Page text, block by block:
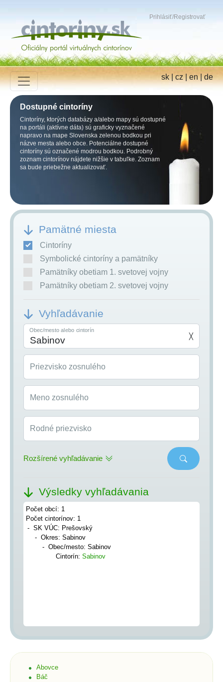
Prihlásiť/Registrovať
sk|cz|en|de
Dostupné cintoríny
Cintoríny, ktorých databázy a/alebo mapy sú dostupné
na portáli (aktívne dáta) sú graficky vyznačené
napravo na mape Slovenska zelenou bodkou pri
názve mesta alebo obce. Potenciálne dostupné
cintoríny sú označené modrou bodkou. Podrobný
zoznam cintorínov nájdete nižšie v tabuľke. Zoznam
sa bude priebežne aktualizovať.
Pamätné miesta
Cintoríny
Symbolické cintoríny a pamätníky
Pamätníky obetiam 1. svetovej vojny
Pamätníky obetiam 2. svetovej vojny
Vyhľadávanie
Obec/mesto alebo cintorín
╳
Priezvisko zosnulého
Meno zosnulého
Rodné priezvisko
Rozšírené vyhľadávanie
Výsledky vyhľadávania
Počet obcí: 1
Počet cintorínov: 1
SK VÚC: Prešovský
Okres: Sabinov
Obec/mesto: Sabinov
Cintorín: Sabinov
Abovce
Báč